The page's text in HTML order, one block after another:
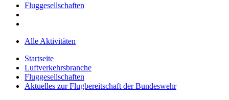
Fluggesellschaften
Alle Aktivitäten
Startseite
Luftverkehrsbranche
Fluggesellschaften
Aktuelles zur Flugbereitschaft der Bundeswehr